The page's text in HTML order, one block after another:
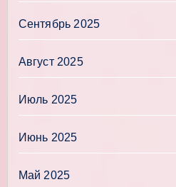
Сентябрь 2025
Август 2025
Июль 2025
Июнь 2025
Май 2025